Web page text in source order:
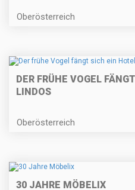
Oberösterreich
DER FRÜHE VOGEL
LINDOS
Oberösterreich
30 JAHRE MÖBELIX